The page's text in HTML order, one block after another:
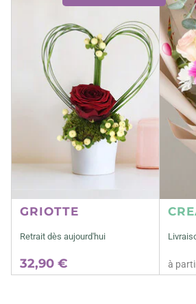
GRIOTTE
Retrait dès aujourd'hui
32,90 € à